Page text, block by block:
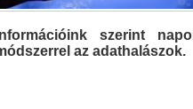
​Információink szerint
az adathalászok.